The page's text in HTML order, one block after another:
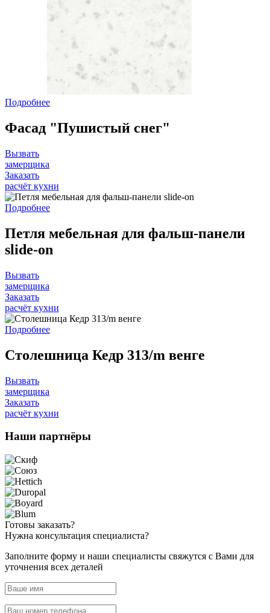
Подробнее
Фасад "Пушистый снег"
Вызвать
замерщика
Заказать
расчёт кухни
Подробнее
Петля мебельная для фальш-панели
slide-on
Вызвать
замерщика
Заказать
расчёт кухни
Подробнее
Столешница Кедр 313/m венге
Вызвать
замерщика
Заказать
расчёт кухни
Наши партнёры
Готовы заказать?
Нужна консультация специалиста?
Заполните форму и наши специалисты свяжутся с Вами для
уточнения всех деталей